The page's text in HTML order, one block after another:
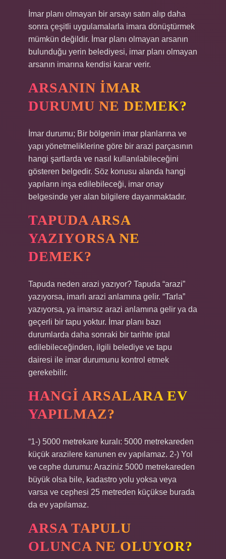
İmar planı olmayan bir arsayı satın alıp daha
sonra çeşitli uygulamalarla imara dönüştürmek
mümkün değildir. İmar planı olmayan arsanın
bulunduğu yerin belediyesi, imar planı olmayan
arsanın imarına kendisi karar verir.
ARSANIN IMAR
DURUMU NE DEMEK?
İmar durumu; Bir bölgenin imar planlarına ve
yapı yönetmeliklerine göre bir arazi parçasının
hangi şartlarda ve nasıl kullanılabileceğini
gösteren belgedir. Söz konusu alanda hangi
yapıların inşa edilebileceği, imar onay
belgesinde yer alan bilgilere dayanmaktadır.
TAPUDA ARSA
YAZIYORSA NE
DEMEK?
Tapuda neden arazi yazıyor? Tapuda “arazi”
yazıyorsa, imarlı arazi anlamına gelir. “Tarla”
yazıyorsa, ya imarsız arazi anlamına gelir ya da
geçerli bir tapu yoktur. İmar planı bazı
durumlarda daha sonraki bir tarihte iptal
edilebileceğinden, ilgili belediye ve tapu
dairesi ile imar durumunu kontrol etmek
gerekebilir.
HANGI ARSALARA EV
YAPILMAZ?
“1-) 5000 metrekare kuralı: 5000 metrekareden
küçük arazilere kanunen ev yapılamaz. 2-) Yol
ve cephe durumu: Araziniz 5000 metrekareden
büyük olsa bile, kadastro yolu yoksa veya
varsa ve cephesi 25 metreden küçükse burada
da ev yapılamaz.
ARSA TAPULU
OLUNCA NE OLUYOR?